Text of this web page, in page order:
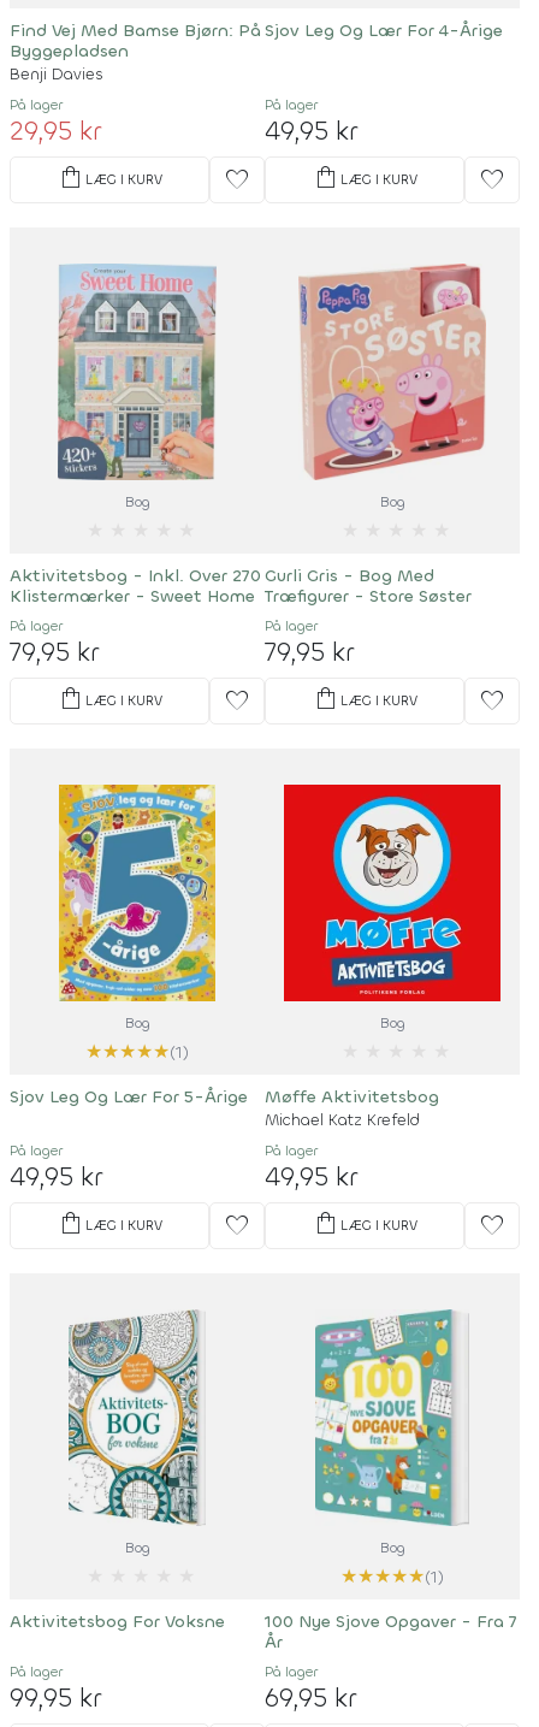
Find Vej Med Bamse Bjørn: På
Byggepladsen
Benji Davies
På lager
29,95 kr
shopping_bag LÆG I KURV favorite
Sjov Leg Og Lær For 4-Årige
På lager
49,95 kr
shopping_bag LÆG I KURV favorite
Bog
Aktivitetsbog - Inkl. Over 270
Klistermærker - Sweet Home
På lager
79,95 kr
shopping_bag LÆG I KURV favorite
Bog
Gurli Gris - Bog Med
Træfigurer - Store Søster
På lager
79,95 kr
shopping_bag LÆG I KURV favorite
Bog
★★★★★(1)
Sjov Leg Og Lær For 5-Årige
På lager
49,95 kr
shopping_bag LÆG I KURV favorite
Bog
Møffe Aktivitetsbog
Michael Katz Krefeld
På lager
49,95 kr
shopping_bag LÆG I KURV favorite
Bog
Aktivitetsbog For Voksne
På lager
99,95 kr
Bog
★★★★★(1)
100 Nye Sjove Opgaver - Fra 7
År
På lager
69,95 kr